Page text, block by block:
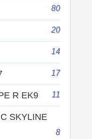
80
20
14
17
R EK9 11
SKYLINE
8